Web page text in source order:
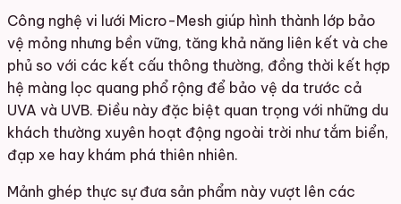
Công nghệ vi lưới Micro-Mesh giúp hình thành lớp bảo
vệ mỏng nhưng bền vững, tăng khả năng liên kết và che
phủ so với các kết cấu thông thường, đồng thời kết hợp
hệ màng lọc quang phổ rộng để bảo vệ da trước cả
UVA và UVB. Điều này đặc biệt quan trọng với những du
khách thường xuyên hoạt động ngoài trời như tắm biển,
đạp xe hay khám phá thiên nhiên.
Mảnh ghép thực sự đưa sản phẩm này vượt lên các